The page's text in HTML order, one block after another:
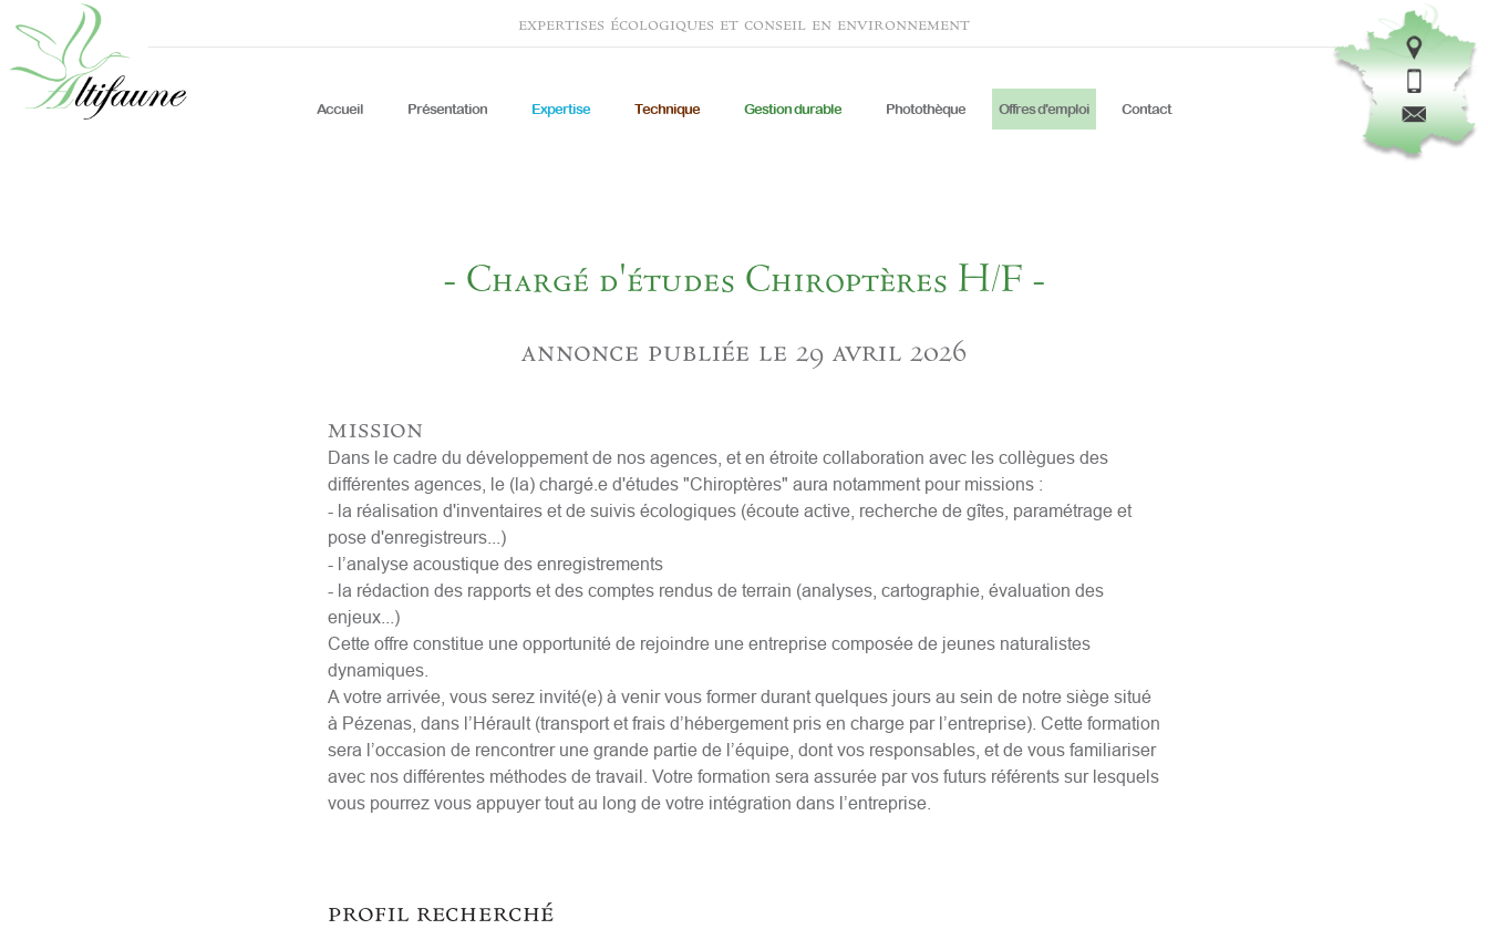
expertises écologiques et conseil en environnement
Accueil Présentation Expertise Technique Gestion durable Photothèque Offres d'emploi Contact
- Chargé d'études Chiroptères H/F -
annonce publiée le 29 avril 2026
mission
Dans le cadre du développement de nos agences, et en étroite collaboration avec les collègues des
différentes agences, le (la) chargé.e d'études "Chiroptères" aura notamment pour missions :
- la réalisation d'inventaires et de suivis écologiques (écoute active, recherche de gîtes, paramétrage et
pose d'enregistreurs...)
- l’analyse acoustique des enregistrements
- la rédaction des rapports et des comptes rendus de terrain (analyses, cartographie, évaluation des
enjeux...)
Cette offre constitue une opportunité de rejoindre une entreprise composée de jeunes naturalistes
dynamiques.
A votre arrivée, vous serez invité(e) à venir vous former durant quelques jours au sein de notre siège situé
à Pézenas, dans l’Hérault (transport et frais d’hébergement pris en charge par l’entreprise). Cette formation
sera l’occasion de rencontrer une grande partie de l’équipe, dont vos responsables, et de vous familiariser
avec nos différentes méthodes de travail. Votre formation sera assurée par vos futurs référents sur lesquels
vous pourrez vous appuyer tout au long de votre intégration dans l’entreprise.
profil recherché